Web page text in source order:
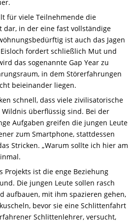
für viele Teilnehmende die
dar, in der eine fast vollständige
ist auch das Jagen
fordert schließlich Mut und
das sogenannte Gap Year zu
in dem Störerfahrungen
beieinander liegen.
schnell, dass viele zivilisatorische
überflüssig sind. Bei der
Aufgaben greifen die jungen Leute
zum Smartphone, stattdessen
Stricken. „Warum sollte ich hier am
Projekts ist die enge Beziehung
Die jungen Leute sollen rasch
aufbauen, mit ihm spazieren gehen,
bevor sie eine Schlittenfahrt
Schlittenlehrer, versucht,